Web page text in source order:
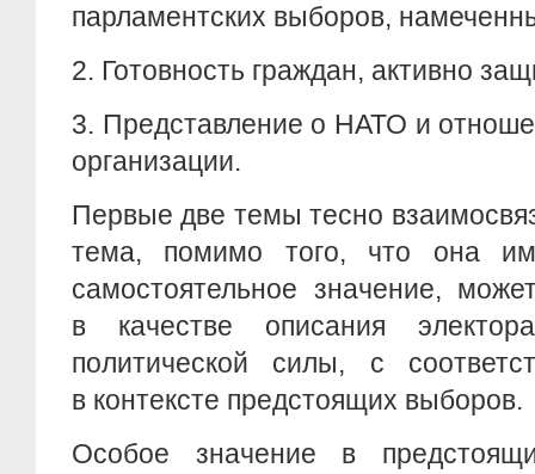
парламентских выборов,
2. Готовность граждан, активно
3. Представление о НАТО и
организации.
Первые две темы тесно
тема, помимо того, что она
самостоятельное значение,
в качестве описания
политической силы, с
в контексте предстоящих выборов.
Особое значение в